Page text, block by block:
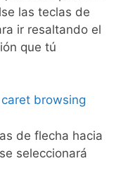
las teclas de
ir resaltando el
que tú
de flecha hacia
seleccionará